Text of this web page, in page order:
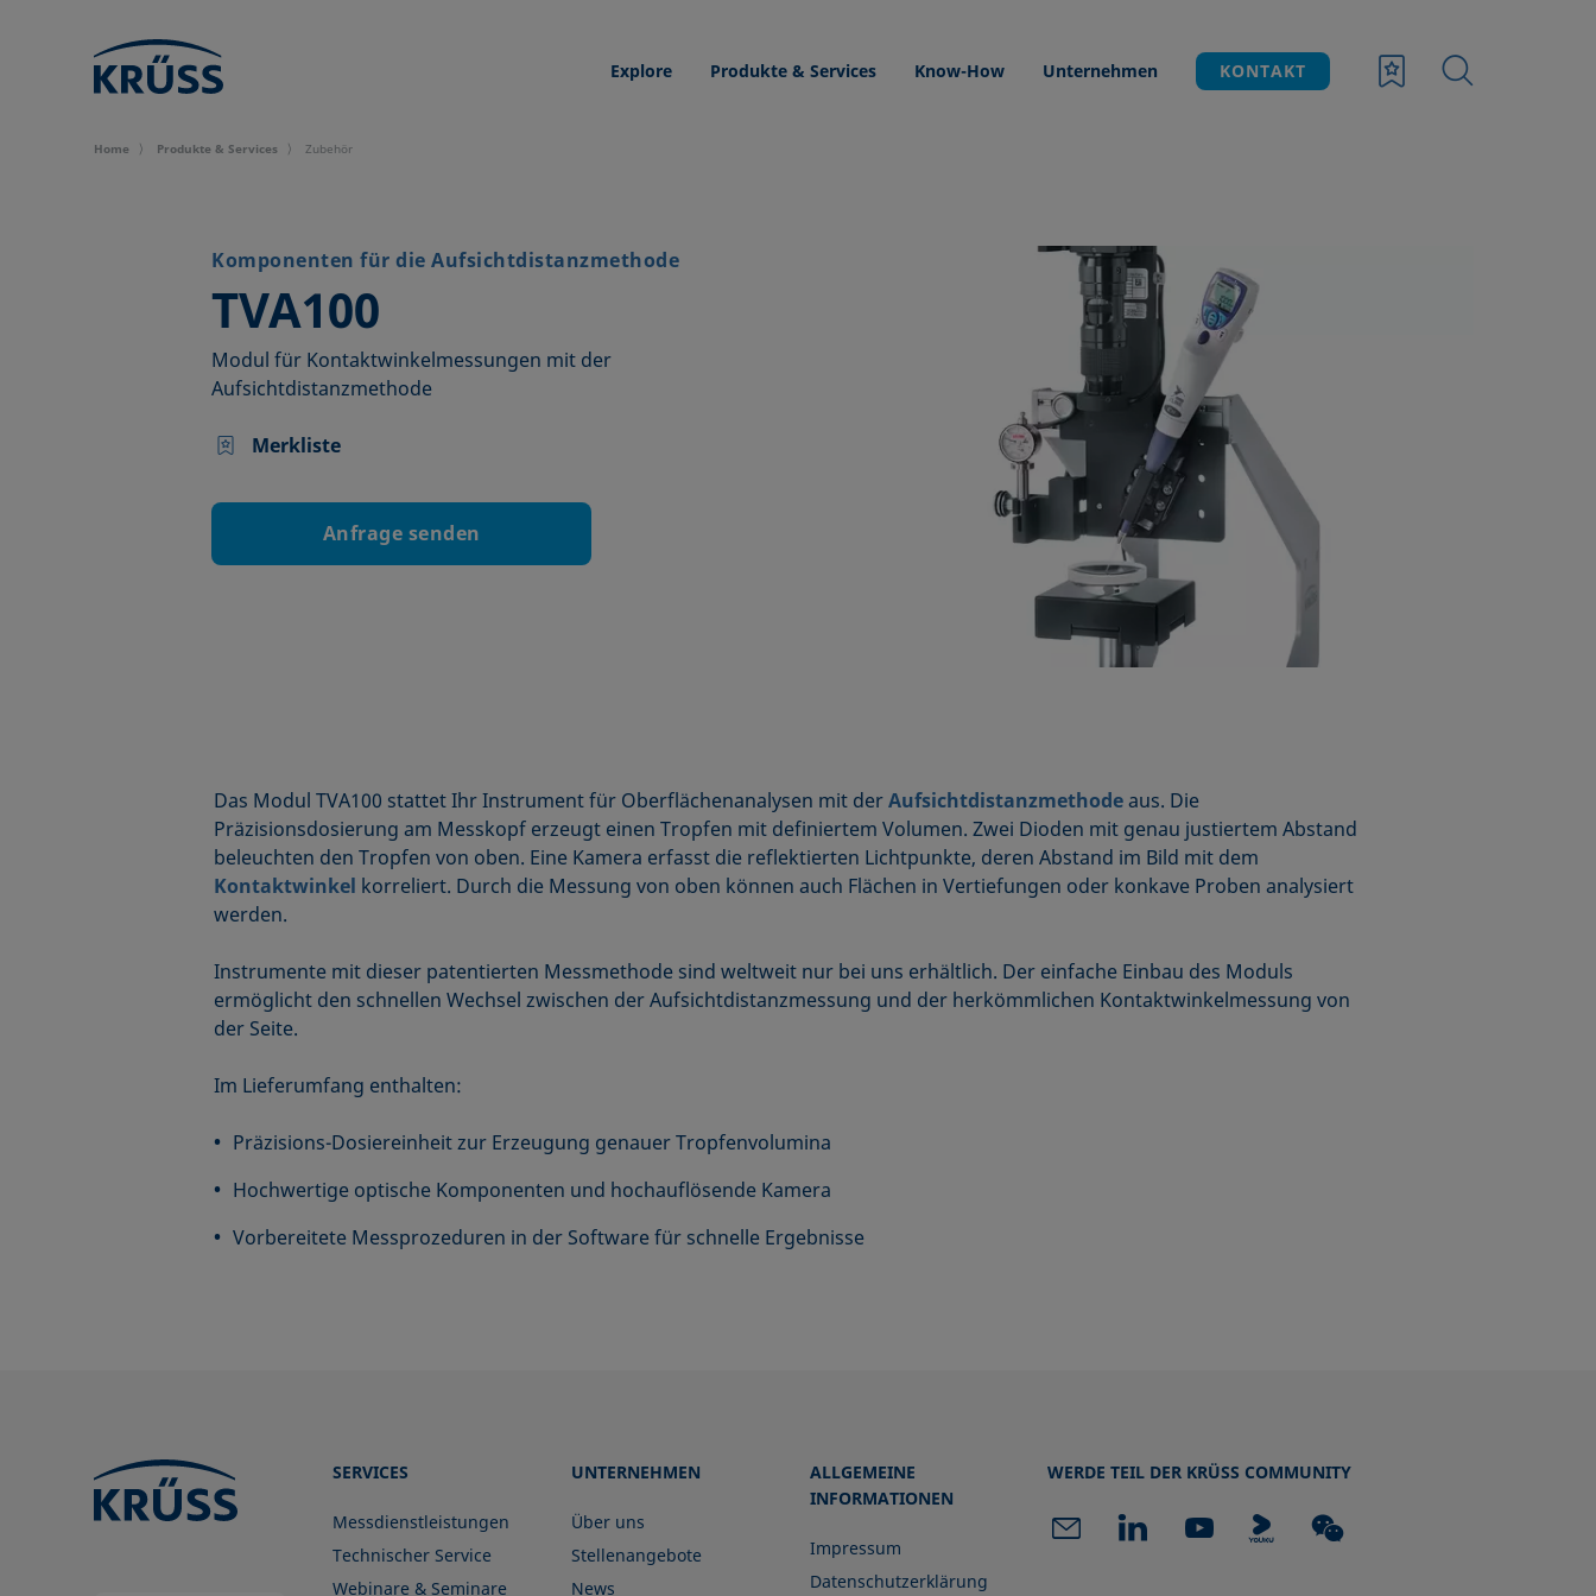
Explore Produkte & Services Know-How Unternehmen KONTAKT
Home Produkte & Services Zubehör
Komponenten für die Aufsichtdistanzmethode
TVA100
–
Modul für Kontaktwinkelmessungen mit der
Aufsichtdistanzmethode
Merkliste
Anfrage senden
Das Modul TVA100 stattet Ihr Instrument für Oberflächenanalysen mit derAufsichtdistanzmethodeaus. Die
Präzisionsdosierung am Messkopf erzeugt einen Tropfen mit definiertem Volumen. Zwei Dioden mit genau justiertem Abstand
beleuchten den Tropfen von oben. Eine Kamera erfasst die reflektierten Lichtpunkte, deren Abstand im Bild mit dem
Kontaktwinkel korreliert. Durch die Messung von oben können auch Flächen in Vertiefungen oder konkave Proben analysiert
werden.
Instrumente mit dieser patentierten Messmethode sind weltweit nur bei uns erhältlich. Der einfache Einbau des Moduls
ermöglicht den schnellen Wechsel zwischen der Aufsichtdistanzmessung und der herkömmlichen Kontaktwinkelmessung von
der Seite.
Im Lieferumfang enthalten:
Präzisions-Dosiereinheit zur Erzeugung genauer Tropfenvolumina
Hochwertige optische Komponenten und hochauflösende Kamera
Vorbereitete Messprozeduren in der Software für schnelle Ergebnisse
SERVICES
Messdienstleistungen
Technischer Service
Webinare & Seminare
UNTERNEHMEN
Über uns
Stellenangebote
News
ALLGEMEINE
INFORMATIONEN
Impressum
Datenschutzerklärung
WERDE TEIL DER KRÜSS COMMUNITY